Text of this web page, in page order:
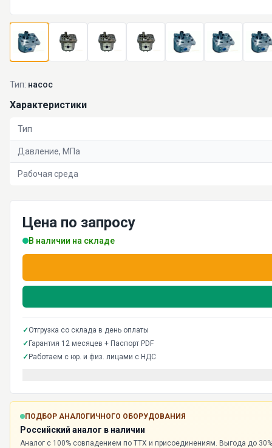
Тип: насос
Характеристики
Тип
Давление, МПа
Рабочая среда
Цена по запросу
В наличии на складе
✓Отгрузка со склада в день оплаты
✓ Гарантия 12 месяцев + Паспорт PDF
✓ Работаем с юр. и физ. лицами с НДС
ПОДБОР АНАЛОГИЧНОГО ОБОРУДОВАНИЯ
Российский аналог в наличии
Аналог с 100% совпадением по ТТХ и присоединениям. Выгода до